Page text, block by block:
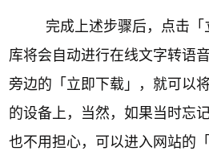
完成上述步骤后，点击
库将会自动进行在线文字转语
旁边的「立即下载」，就可以
的设备上，当然，如果当时忘
也不用担心，可以进入网站的